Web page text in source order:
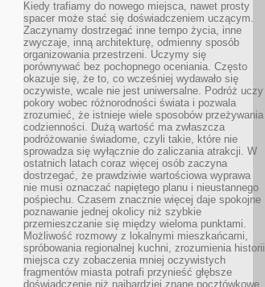
Kiedy trafiamy do nowego miejsca, nawet prosty
spacer może stać się doświadczeniem uczącym.
Zaczynamy dostrzegać inne tempo życia, inne
zwyczaje, inną architekturę, odmienny sposób
organizowania przestrzeni. Uczymy się
porównywać bez pochopnego oceniania. Często
okazuje się, że to, co wcześniej wydawało się
oczywiste, wcale nie jest uniwersalne. Podróż uczy
pokory wobec różnorodności świata i pozwala
zrozumieć, że istnieje wiele sposobów przeżywania
codzienności. Dużą wartość ma zwłaszcza
podróżowanie świadome, czyli takie, które nie
sprowadza się wyłącznie do zaliczania atrakcji. W
ostatnich latach coraz więcej osób zaczyna
dostrzegać, że prawdziwie wartościowa wyprawa
nie musi oznaczać napiętego planu i nieustannego
pośpiechu. Czasem znacznie więcej daje spokojne
poznawanie jednej okolicy niż szybkie
przemieszczanie się między wieloma punktami.
Możliwość rozmowy z lokalnymi mieszkańcami,
spróbowania regionalnej kuchni, zrozumienia historii
miejsca czy zobaczenia mniej oczywistych
fragmentów miasta potrafi przynieść głębsze
doświadczenie niż najbardziej znane pocztówkowe